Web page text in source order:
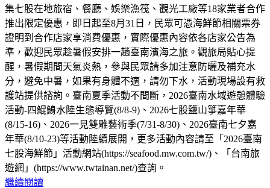
集七股在地旅宿、餐廳、娛樂漁筏、觀光工廠等18家業者合作
推出限定優惠，即日起至8月31日，民眾可憑海鮮節相關票券
證明到合作店家享消費優惠，實際優惠內容依各店家公告為
準，歡迎民眾趁暑假安排一趟臺南濱海之旅。觀旅局貼心提
醒，暑假期間天氣炎熱，參與民眾請多加注意防曬及補充水
分，避免中暑，如果有身體不適，請勿下水，活動現場設有救
護站提供諮詢。臺南夏季活動不間斷，2026臺南水域遊憩體驗
活動-四鯤鯓水陸生態導覽(8/8-9)、2026七股鹽山箏嘉年華
(8/15-16)、2026一見雙雕藝術季(7/31-8/30)、2026臺南七夕嘉
年華(8/10-23)等活動陸續展開，更多活動內容請至「2026臺南
七股海鮮節」活動網站(https://seafood.mw.com.tw/)、「台南旅
遊網」(https://www.twtainan.net/)查詢。
繼續閱讀